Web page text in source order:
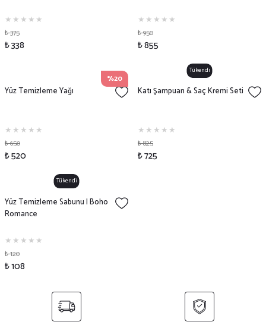
₺ 375
₺ 338
₺ 950
₺ 855
%20
Yüz Temizleme Yağı
₺ 650
₺ 520
Tükendi
Katı Şampuan & Saç Kremi Seti
₺ 825
₺ 725
Tükendi
Yüz Temizleme Sabunu | Boho
Romance
₺ 120
₺ 108